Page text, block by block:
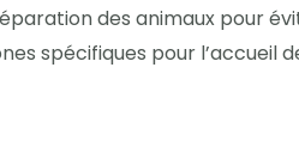
des animaux pour
spécifiques pour l’accueil